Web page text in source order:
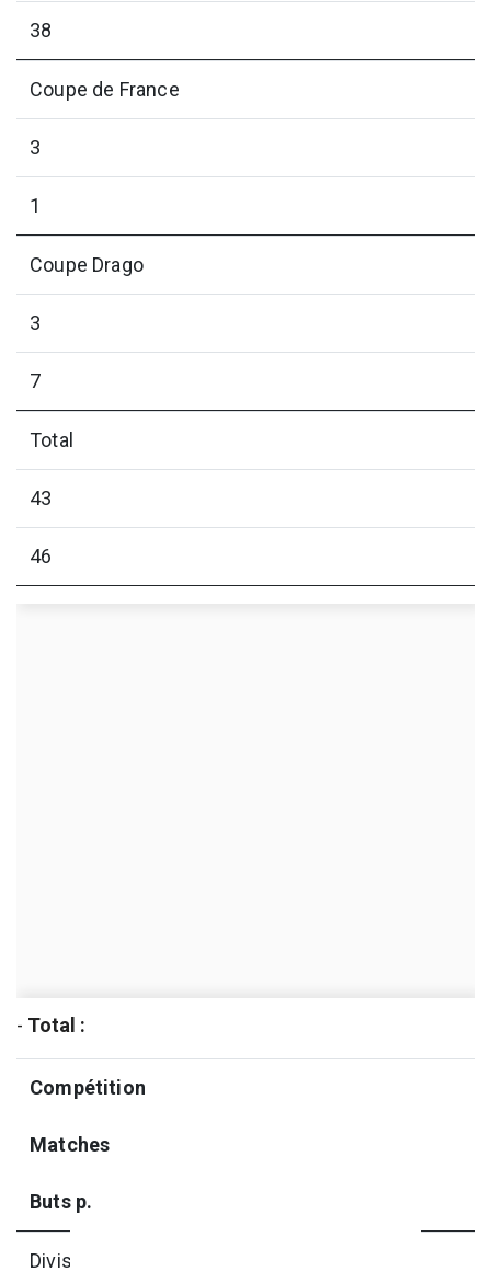
38
Coupe de France
3
1
Coupe Drago
3
7
Total
43
46
- Total :
Compétition
Matches
Buts p.
Division 1